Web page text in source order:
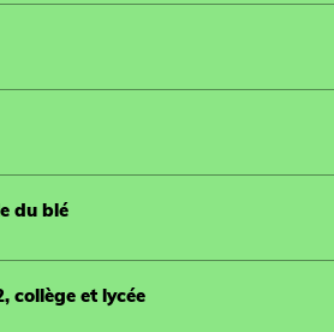
du blé
collège et lycée